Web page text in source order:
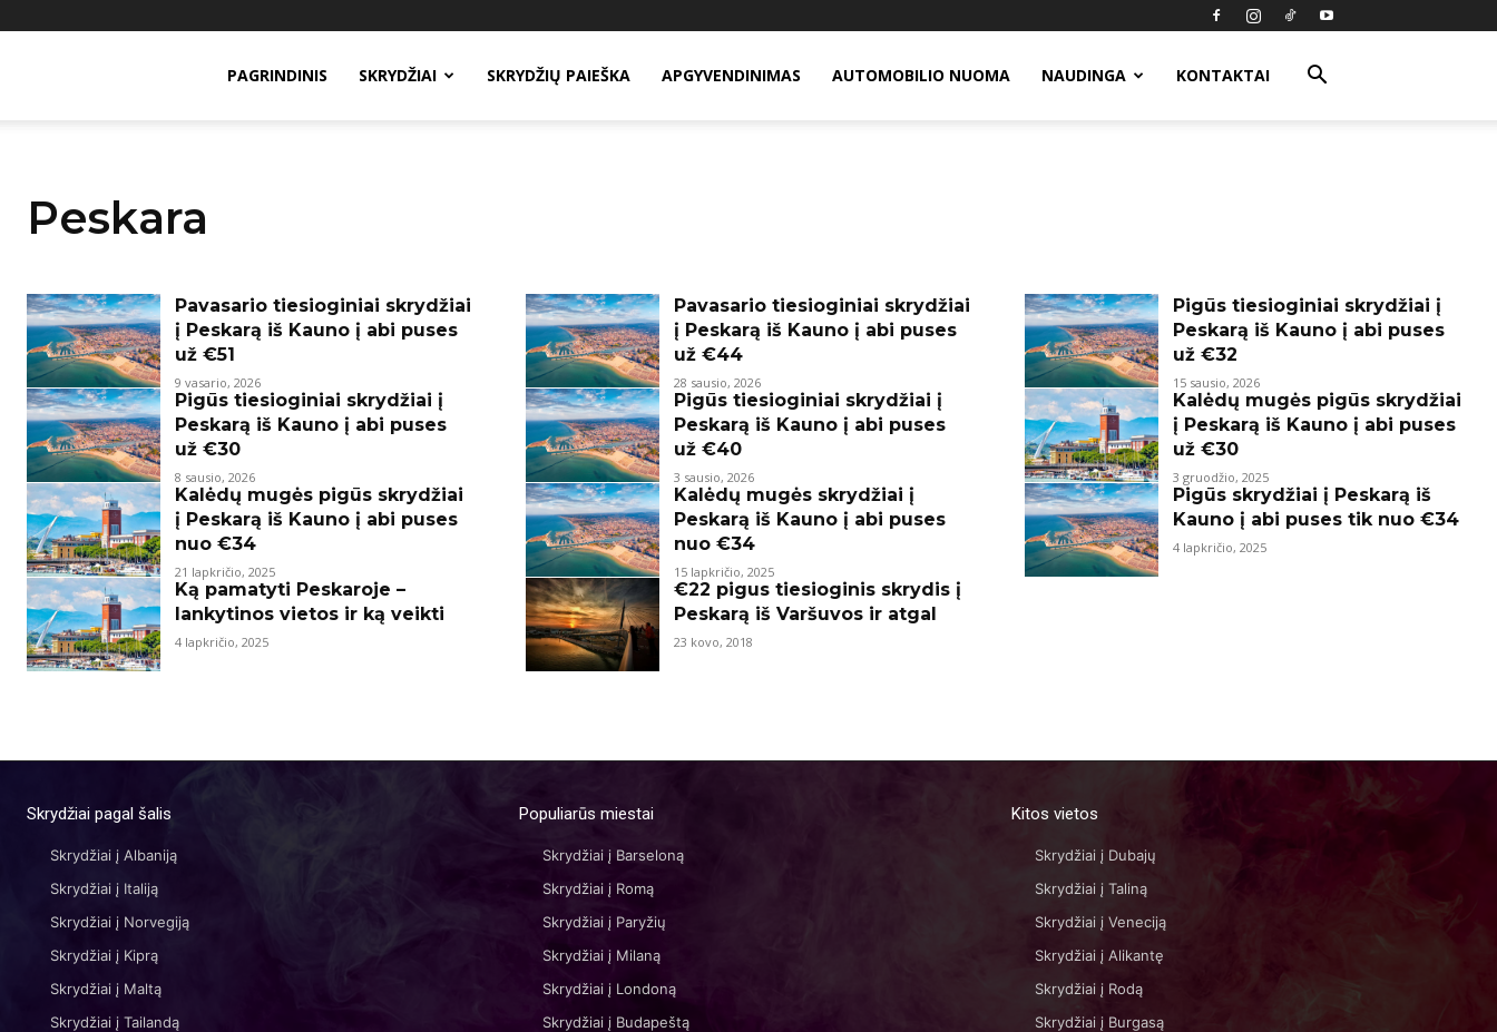
PAGRINDINIS SKRYDŽIAI SKRYDŽIŲ PAIEŠKA APGYVENDINIMAS AUTOMOBILIO NUOMA NAUDINGA KONTAKTAI
Peskara
Pavasario tiesioginiai skrydžiai
į Peskarą iš Kauno į abi puses
už €51
9 vasario, 2026
Pavasario tiesioginiai skrydžiai
į Peskarą iš Kauno į abi puses
už €44
28 sausio, 2026
Pigūs tiesioginiai skrydžiai į
Peskarą iš Kauno į abi puses
už €32
15 sausio, 2026
Pigūs tiesioginiai skrydžiai į
Peskarą iš Kauno į abi puses
už €30
8 sausio, 2026
Pigūs tiesioginiai skrydžiai į
Peskarą iš Kauno į abi puses
už €40
3 sausio, 2026
Kalėdų mugės pigūs skrydžiai
į Peskarą iš Kauno į abi puses
už €30
3 gruodžio, 2025
Kalėdų mugės pigūs skrydžiai
į Peskarą iš Kauno į abi puses
nuo €34
21 lapkričio, 2025
Kalėdų mugės skrydžiai į
Peskarą iš Kauno į abi puses
nuo €34
15 lapkričio, 2025
Pigūs skrydžiai į Peskarą iš
Kauno į abi puses tik nuo €34
4 lapkričio, 2025
Ką pamatyti Peskaroje –
lankytinos vietos ir ką veikti
4 lapkričio, 2025
€22 pigus tiesioginis skrydis į
Peskarą iš Varšuvos ir atgal
23 kovo, 2018
Skrydžiai pagal šalis
Skrydžiai į Albaniją
Skrydžiai į Italiją
Skrydžiai į Norvegiją
Skrydžiai į Kiprą
Skrydžiai į Maltą
Skrydžiai į Tailandą
Populiarūs miestai
Skrydžiai į Barseloną
Skrydžiai į Romą
Skrydžiai į Paryžių
Skrydžiai į Milaną
Skrydžiai į Londoną
Skrydžiai į Budapeštą
Kitos vietos
Skrydžiai į Dubajų
Skrydžiai į Taliną
Skrydžiai į Veneciją
Skrydžiai į Alikantę
Skrydžiai į Rodą
Skrydžiai į Burgasą